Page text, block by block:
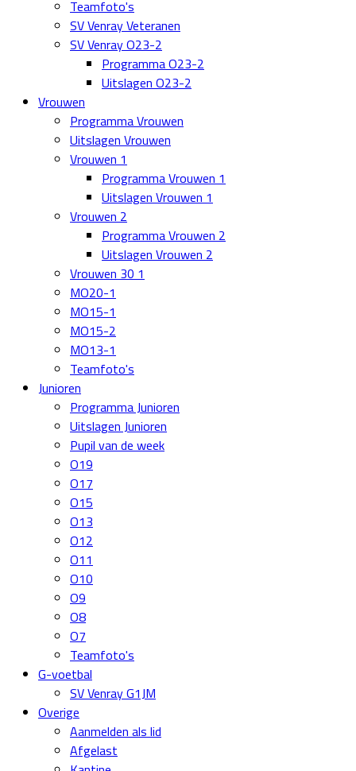
Teamfoto's
SV Venray Veteranen
SV Venray O23-2
Programma O23-2
Uitslagen O23-2
Vrouwen
Programma Vrouwen
Uitslagen Vrouwen
Vrouwen 1
Programma Vrouwen 1
Uitslagen Vrouwen 1
Vrouwen 2
Programma Vrouwen 2
Uitslagen Vrouwen 2
Vrouwen 30 1
MO20-1
MO15-1
MO15-2
MO13-1
Teamfoto's
Junioren
Programma Junioren
Uitslagen Junioren
Pupil van de week
O19
O17
O15
O13
O12
O11
O10
O9
O8
O7
Teamfoto's
G-voetbal
SV Venray G1JM
Overige
Aanmelden als lid
Afgelast